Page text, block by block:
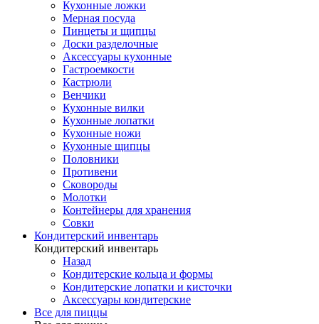
Кухонные ложки
Мерная посуда
Пинцеты и щипцы
Доски разделочные
Аксессуары кухонные
Гастроемкости
Кастрюли
Венчики
Кухонные вилки
Кухонные лопатки
Кухонные ножи
Кухонные щипцы
Половники
Противени
Сковороды
Молотки
Контейнеры для хранения
Совки
Кондитерский инвентарь
Кондитерский инвентарь
Назад
Кондитерские кольца и формы
Кондитерские лопатки и кисточки
Аксессуары кондитерские
Все для пиццы